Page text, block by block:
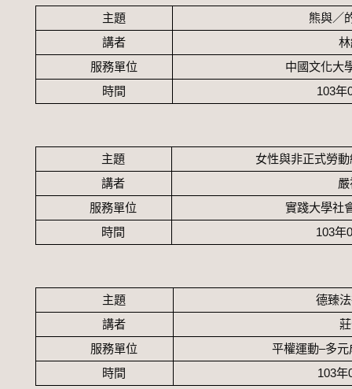
主題
熊與／
講者
服務單位
中國文化大
時間
103年
主題
女性與非正式勞
講者
服務單位
實踐大學社
時間
103年
主題
德臻
講者
服務單位
平權運動–多元
時間
103年